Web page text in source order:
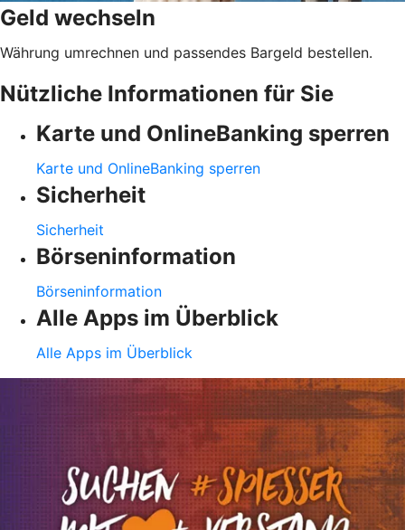
Geld wechseln
Währung umrechnen und passendes Bargeld bestellen.
Nützliche Informationen für Sie
Karte und OnlineBanking sperren
Karte und OnlineBanking sperren
Sicherheit
Sicherheit
Börseninformation
Börseninformation
Alle Apps im Überblick
Alle Apps im Überblick